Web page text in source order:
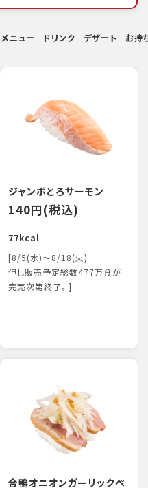
ニュー ドリンク デザート お持
ジャンボとろサーモン
140円(税込)
77kcal
[8/5(水)～8/18(火)
但し販売予定総数477万食が
完売次第終了。]
合鴨オニオンガーリックペ